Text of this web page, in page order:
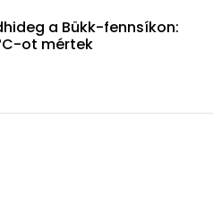
a Bükk-fennsíkon:
ot mértek